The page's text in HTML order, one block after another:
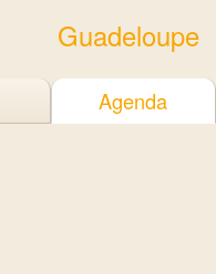
Guadeloupe
Agenda